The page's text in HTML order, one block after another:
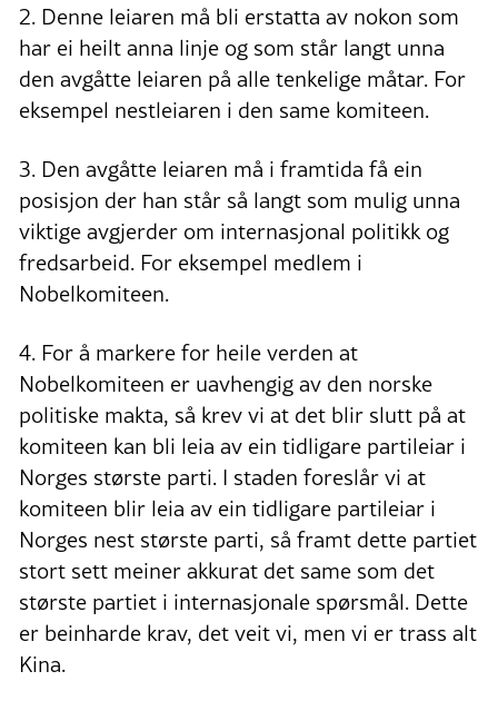
2. Denne leiaren må bli erstatta av nokon som
har ei heilt anna linje og som står langt unna
den avgåtte leiaren på alle tenkelige måtar. For
eksempel nestleiaren i den same komiteen.
3. Den avgåtte leiaren må i framtida få ein
posisjon der han står så langt som mulig unna
viktige avgjerder om internasjonal politikk og
fredsarbeid. For eksempel medlem i
Nobelkomiteen.
4. For å markere for heile verden at
Nobelkomiteen er uavhengig av den norske
politiske makta, så krev vi at det blir slutt på at
komiteen kan bli leia av ein tidligare partileiar i
Norges største parti. I staden foreslår vi at
komiteen blir leia av ein tidligare partileiar i
Norges nest største parti, så framt dette partiet
stort sett meiner akkurat det same som det
største partiet i internasjonale spørsmål. Dette
er beinharde krav, det veit vi, men vi er trass alt
Kina.